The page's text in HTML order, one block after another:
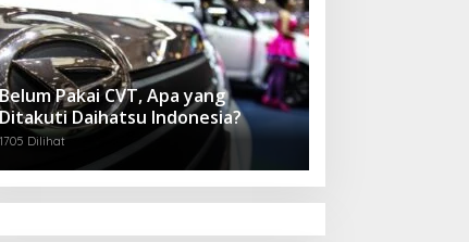
Pakai CVT, Apa yang
Ditakuti Daihatsu Indonesia?
1705 Dilihat